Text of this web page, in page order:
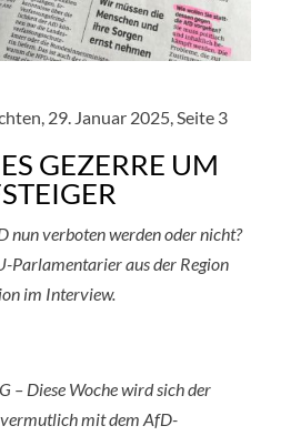
29. Januar 2025, Seite 3
GEZERRE UM
nun verboten werden oder nicht?
Parlamentarier aus der Region
im Interview.
– Diese Woche wird sich der
vermutlich mit dem AfD-